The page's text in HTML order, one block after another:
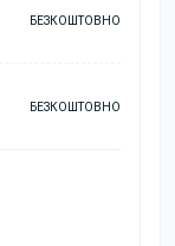
БЕЗКОШТОВНО
БЕЗКОШТОВНО